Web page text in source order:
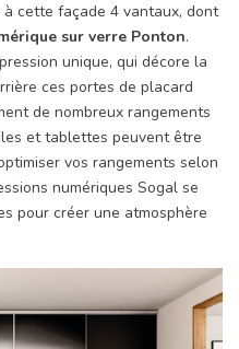
cette façade 4 vantaux, dont
sur verre Ponton.
unique, qui décore la
ces portes de placard
de nombreux rangements
et tablettes peuvent être
vos rangements selon
numériques Sogal se
pour créer une atmosphère